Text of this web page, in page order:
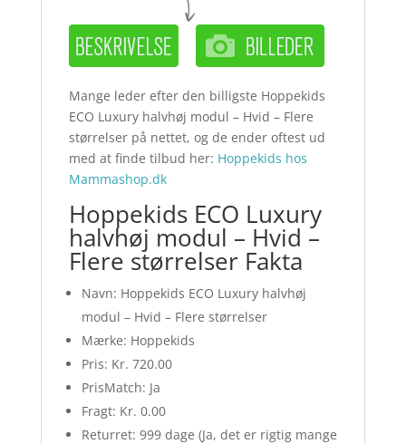
Mange leder efter den billigste Hoppekids
ECO Luxury halvhøj modul – Hvid – Flere
størrelser på nettet, og de ender oftest ud
med at finde tilbud her: Hoppekids hos
Mammashop.dk
Hoppekids ECO Luxury
halvhøj modul – Hvid –
Flere størrelser Fakta
Navn: Hoppekids ECO Luxury halvhøj
modul – Hvid – Flere størrelser
Mærke: Hoppekids
Pris: Kr. 720.00
PrisMatch: Ja
Fragt: Kr. 0.00
Returret: 999 dage (Ja, det er rigtig mange